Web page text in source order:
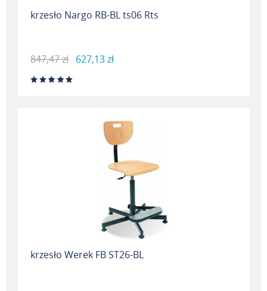
krzesło Nargo RB-BL ts06 Rts
847,47 zł 627,13 zł
krzesło Werek FB ST26-BL